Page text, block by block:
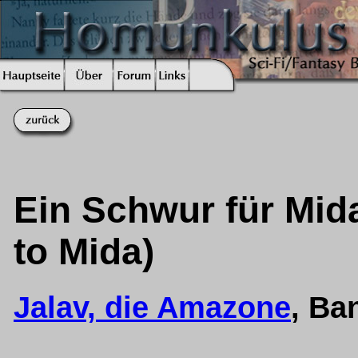
Ein Schwur für
to Mida)
Jalav, die Amazone,